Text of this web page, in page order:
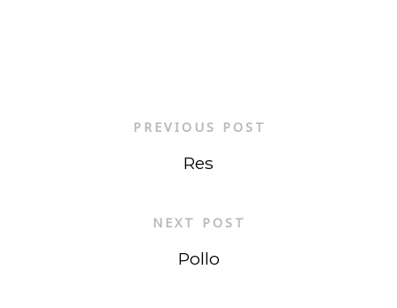
PREVIOUS POST
Res
NEXT POST
Pollo